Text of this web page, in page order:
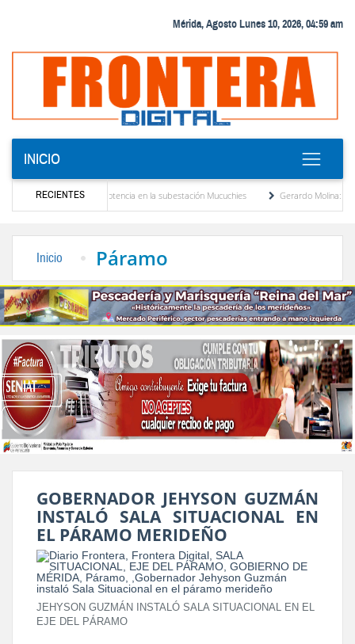
Mérida, Agosto Lunes 10, 2026, 04:59 am
INICIO
RECIENTES
transformador de potencia en la subestación Mucuchies
Gerardo Molina: “El
Inicio Páramo
GOBERNADOR JEHYSON GUZMÁN
INSTALÓ SALA SITUACIONAL EN
EL PÁRAMO MERIDEÑO
JEHYSON GUZMÁN INSTALÓ SALA SITUACIONAL EN EL
EJE DEL PÁRAMO